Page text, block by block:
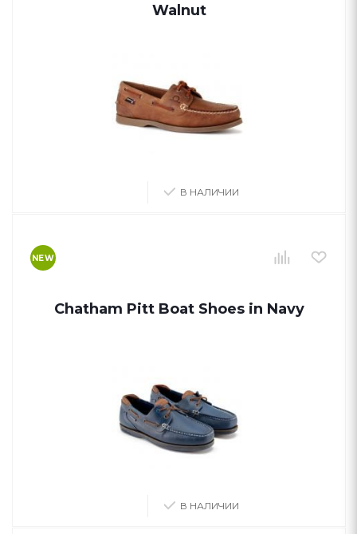
Walnut
В НАЛИЧИИ
NEW
Chatham Pitt Boat Shoes in Navy
В НАЛИЧИИ